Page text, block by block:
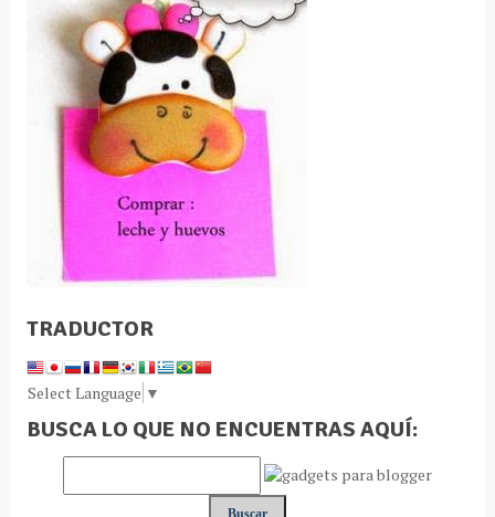
TRADUCTOR
Select Language ▼
BUSCA LO QUE NO ENCUENTRAS AQUÍ: